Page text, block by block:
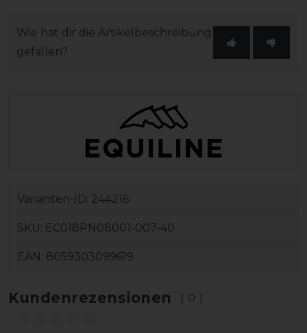
Wie hat dir die Artikelbeschreibung
gefallen?
Varianten-ID: 244216
SKU: EC018PN08001-007-40
EAN: 8059303099619
Kundenrezensionen (0)